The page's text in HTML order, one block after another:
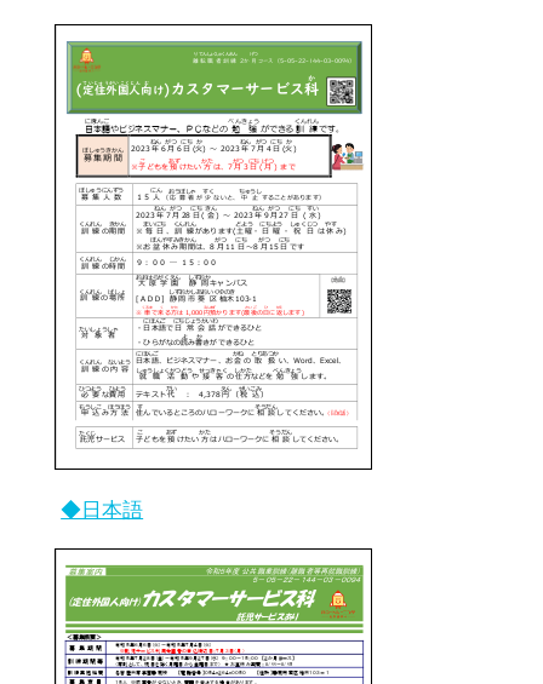
受験生の方へ(67)
オープンキャンパス(20)
キャンパスニュース(29)
社会人の方へ(209)
事業者の方へ(308)
在学生の方へ(8)
修了生の方へ(2)
◆日本語